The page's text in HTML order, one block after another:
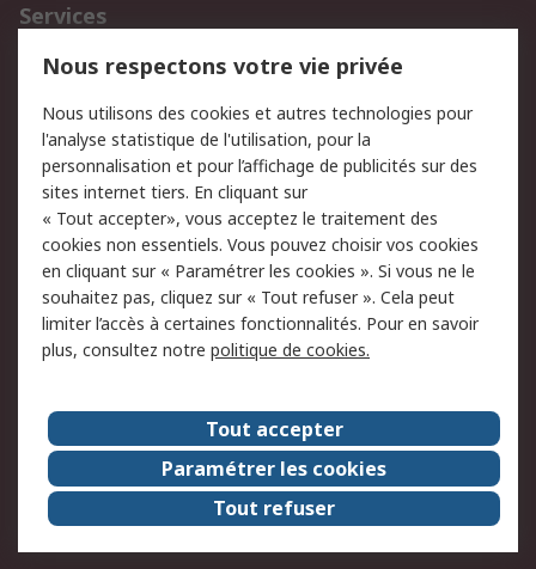
Services
750.000 produits
2.500 marques
Retours
Support technique
Track & trace
Legal
Politique de cookies
Sécurité des e-mails
Politique de protection
des données - Mise à
jour
Conditions générales
de vente
A propos de RS
Le groupe RS Group
A propos de RS
RS dans le monde
Travaillez chez RS
ESG
Nous respectons votre vie privée
Nous utilisons des cookies et autres technologies pour
l'analyse statistique de l'utilisation, pour la
personnalisation et pour l’affichage de publicités sur des
sites internet tiers. En cliquant sur
« Tout accepter», vous acceptez le traitement des
cookies non essentiels. Vous pouvez choisir vos cookies
en cliquant sur « Paramétrer les cookies ». Si vous ne le
souhaitez pas, cliquez sur « Tout refuser ». Cela peut
limiter l’accès à certaines fonctionnalités. Pour en savoir
plus, consultez notre politique de cookies.
Tout accepter
Paramétrer les cookies
Tout refuser